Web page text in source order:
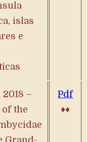
islas
e
–
the
Pdf
♦♦